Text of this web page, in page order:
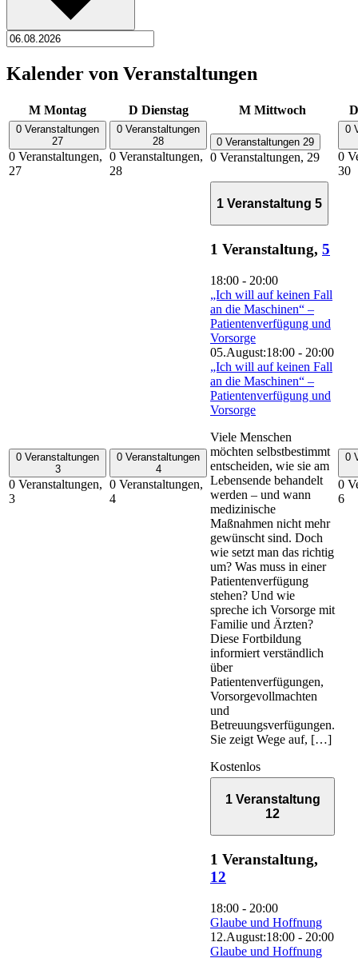
Kalender von Veranstaltungen
M Montag D Dienstag M Mittwoch
0 Veranstaltungen
27
0 Veranstaltungen,
27
0 Veranstaltungen
28
0 Veranstaltungen,
28
0 Veranstaltungen 29
0 Veranstaltungen, 29
0
0
30
0 Veranstaltungen
3
0 Veranstaltungen,
3
0 Veranstaltungen
4
0 Veranstaltungen,
4
1 Veranstaltung 5
1 Veranstaltung, 5
18:00 - 20:00
„Ich will auf keinen Fall
an die Maschinen“ –
Patientenverfügung und
Vorsorge
05.August:18:00 - 20:00
„Ich will auf keinen Fall
an die Maschinen“ –
Patientenverfügung und
Vorsorge
Viele Menschen
möchten selbstbestimmt
entscheiden, wie sie am
Lebensende behandelt
werden – und wann
medizinische
Maßnahmen nicht mehr
gewünscht sind. Doch
wie setzt man das richtig
um? Was muss in einer
Patientenverfügung
stehen? Und wie
spreche ich Vorsorge mit
Familie und Ärzten?
Diese Fortbildung
informiert verständlich
über
Patientenverfügungen,
Vorsorgevollmachten
und
Betreuungsverfügungen.
Sie zeigt Wege auf, […]
Kostenlos
0
0
6
1 Veranstaltung
12
1 Veranstaltung,
12
18:00 - 20:00
Glaube und Hoffnung
12.August:18:00 - 20:00
Glaube und Hoffnung